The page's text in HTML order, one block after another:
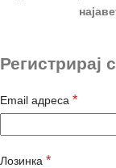
Регистрирај
Email адреса *
Лозинка *